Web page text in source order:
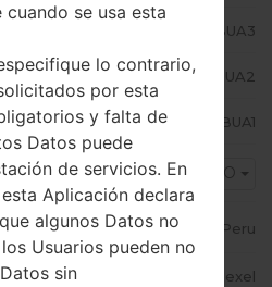
A217MUBU5BUA3
A217MOWO5BUA2
A217MUBU5BUA1
PEO
Peru
Claro, Movistar, Nexel
se usa esta
lo contrario,
por esta
y falta de
Datos puede
de servicios. En
Aplicación declara
algunos Datos no
Usuarios pueden no
sin